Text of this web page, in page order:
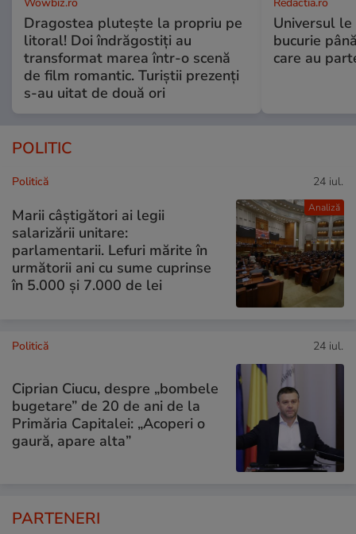
Dragostea plutește la propriu pe
litoral! Doi îndrăgostiți au
transformat marea într-o scenă
de film romantic. Turiștii prezenți
s-au uitat de două ori
Universul
bucurie
care au
POLITIC
Analiză
Politică 24 iul.
Marii câștigători ai legii
salarizării unitare:
parlamentarii. Lefuri mărite în
următorii ani cu sume cuprinse
în 5.000 și 7.000 de lei
Politică 24 iul.
Ciprian Ciucu, despre „bombele
bugetare” de 20 de ani de la
Primăria Capitalei: „Acoperi o
gaură, apare alta”
PARTENERI